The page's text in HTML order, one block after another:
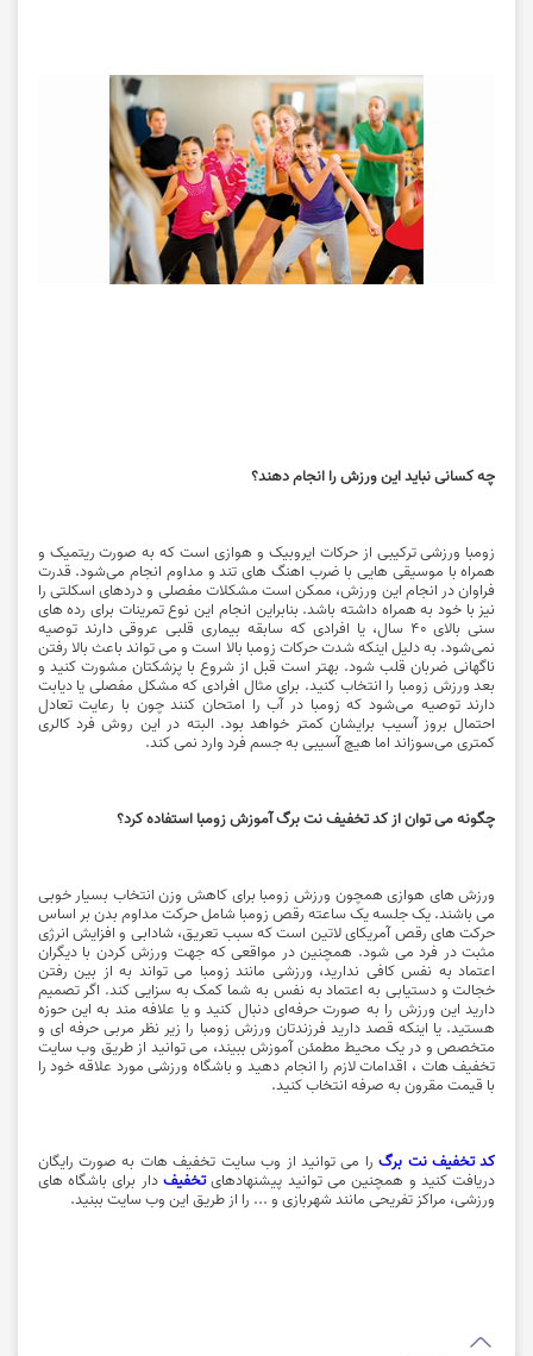
چه کسانی نباید این ورزش را انجام دهند؟
زومبا ورزشی ترکیبی از حرکات ایروبیک و هوازی است که به صورت ریتمیک و
همراه با موسیقی هایی با ضرب اهنگ های تند و مداوم انجام می‌شود. قدرت
فراوان در انجام این ورزش، ممکن است مشکلات مفصلی و دردهای اسکلتی را
نیز با خود به همراه داشته باشد. بنابراین انجام این نوع تمرینات برای رده های
سنی بالای ۴۰ سال، یا افرادی که سابقه بیماری قلبی عروقی دارند توصیه
نمی‌شود. به دلیل اینکه شدت حرکات زومبا بالا است و می تواند باعث بالا رفتن
ناگهانی ضربان قلب شود. بهتر است قبل از شروع با پزشکتان مشورت کنید و
بعد ورزش زومبا را انتخاب کنید. برای مثال افرادی که مشکل مفصلی یا دیابت
دارند توصیه می‌شود که زومبا در آب را امتحان کنند چون با رعایت تعادل
احتمال بروز آسیب برایشان کمتر خواهد بود. البته در این روش فرد کالری
کمتری می‌سوزاند اما هیچ آسیبی به جسم فرد وارد نمی کند.
چگونه می توان از کد تخفیف نت برگ آموزش زومبا استفاده کرد؟
ورزش های هوازی همچون ورزش زومبا برای کاهش وزن انتخاب بسیار خوبی
می باشند. یک جلسه یک ساعته رقص زومبا شامل حرکت مداوم بدن بر اساس
حرکت های رقص آمریکای لاتین است که سبب تعریق، شادابی و افزایش انرژی
مثبت در فرد می شود. همچنین در مواقعی که جهت ورزش کردن با دیگران
اعتماد به نفس کافی ندارید، ورزشی مانند زومبا می تواند به از بین رفتن
خجالت و دستیابی به اعتماد به نفس به شما کمک به سزایی کند. اگر تصمیم
دارید این ورزش را به صورت حرفه‌ای دنبال کنید و یا علافه مند به این حوزه
هستید. یا اینکه قصد دارید فرزندتان ورزش زومبا را زیر نظر مربی حرفه ای و
متخصص و در یک محیط مطمئن آموزش ببیند، می توانید از طریق وب سایت
تخفیف هات ، اقدامات لازم را انجام دهید و باشگاه ورزشی مورد علاقه خود را
با قیمت مقرون به صرفه انتخاب کنید.
کد تخفیف نت برگرا می توانید از وب سایت تخفیف هات به صورت رایگان
دریافت کنید و همچنین می توانید پیشنهادهایتخفیفدار برای باشگاه های
ورزشی، مراکز تفریحی مانندشهربازیو ... را از طریق این وب سایت ببنید.